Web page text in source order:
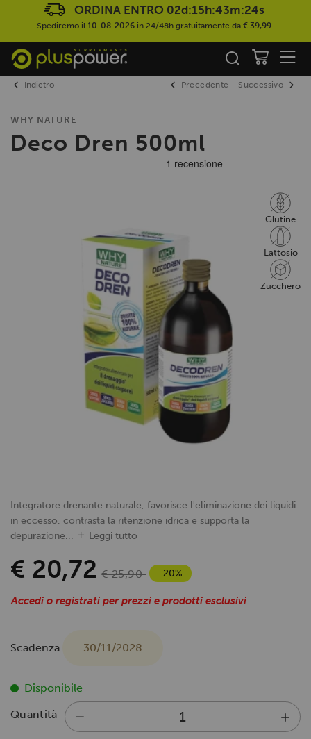
ORDINA ENTRO 02d:15h:43m:23s
Spediremo il 10-08-2026in 24/48h gratuitamente da € 39,99
Indietro Precedente Successivo
WHY NATURE
Deco Dren 500ml
Glutine
Lattosio
Zucchero
Integratore drenante naturale, favorisce l'eliminazione dei liquidi
in eccesso, contrasta la ritenzione idrica e supporta la
depurazione...
Leggi tutto
€ 20,72 € 25,90 -20%
Accedi o registrati per prezzi e prodotti esclusivi
Scadenza 30/11/2028
Disponibile
Quantità